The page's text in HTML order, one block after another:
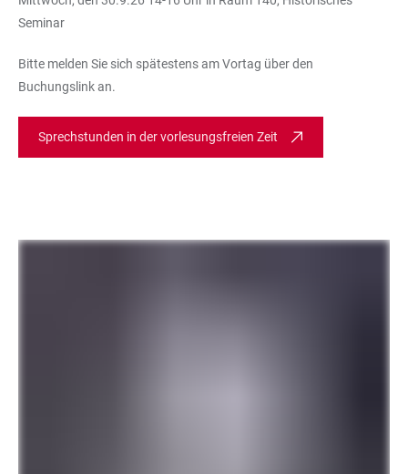
Seminar
Bitte melden Sie sich spätestens am Vortag über den
Buchungslink an.
Sprechstunden in der vorlesungsfreien Zeit